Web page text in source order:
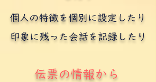
個人の特徴を個別に設定したり
印象に残った会話を記録したり
伝票の情報から